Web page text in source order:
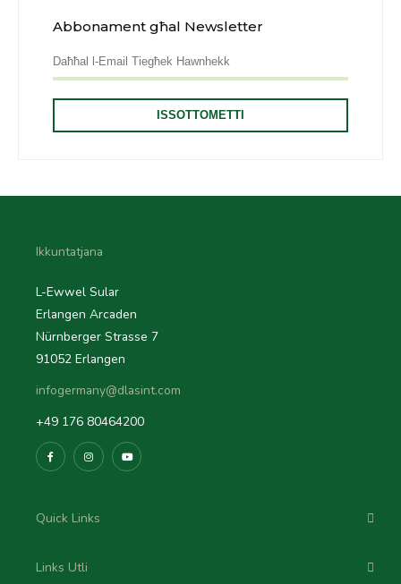
Abbonament għal Newsletter
Ikkuntatjana
L-Ewwel Sular
Erlangen Arcaden
Nürnberger Strasse 7
91052 Erlangen
infogermany@dlasint.com
+49 176 80464200
Quick Links
Links Utli